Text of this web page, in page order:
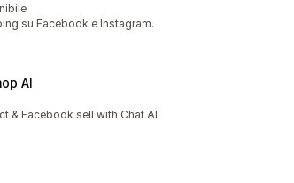
su Facebook e Instagram.
AI
& Facebook sell with Chat AI